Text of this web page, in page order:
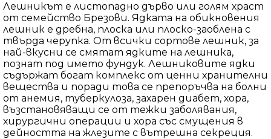
Лешникът е листопадно дърво или голям храст
от семейство Брезови. Ядката на обикновения
лешник е дребна, плоска или плоско-заоблена с
твърда черупка. От всички сортове лешник, за
най-вкусни се смятат ядките на лешника,
познат под името фундук. Лешниковите ядки
съдържат богат комплекс от ценни хранителни
вещества и поради това се препоръчва на болни
от анемия, туберкулоза, захарен диабет, хора,
възстановяващи се от тежки заболявания,
хирургични операции и хора със смущения в
дейността на жлезите с вътрешна секреция.